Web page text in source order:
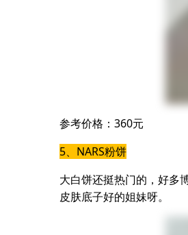
参考价格：360元
5、NARS粉饼
大白饼还挺热门的，好多
皮肤底子好的姐妹呀。